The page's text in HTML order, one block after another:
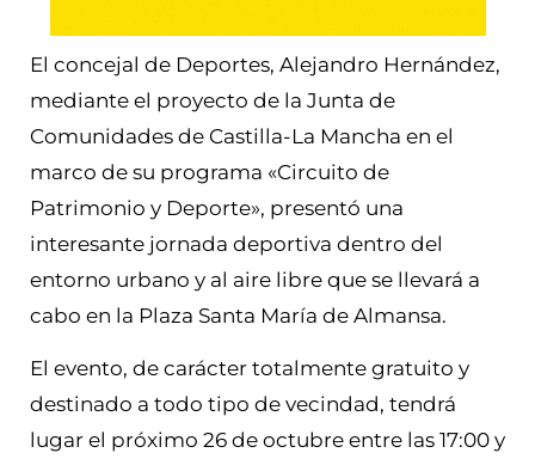
El concejal de Deportes, Alejandro Hernández,
mediante el proyecto de la Junta de
Comunidades de Castilla-La Mancha en el
marco de su programa «Circuito de
Patrimonio y Deporte», presentó una
interesante jornada deportiva dentro del
entorno urbano y al aire libre que se llevará a
cabo en la Plaza Santa María de Almansa.
El evento, de carácter totalmente gratuito y
destinado a todo tipo de vecindad, tendrá
lugar el próximo 26 de octubre entre las 17:00 y